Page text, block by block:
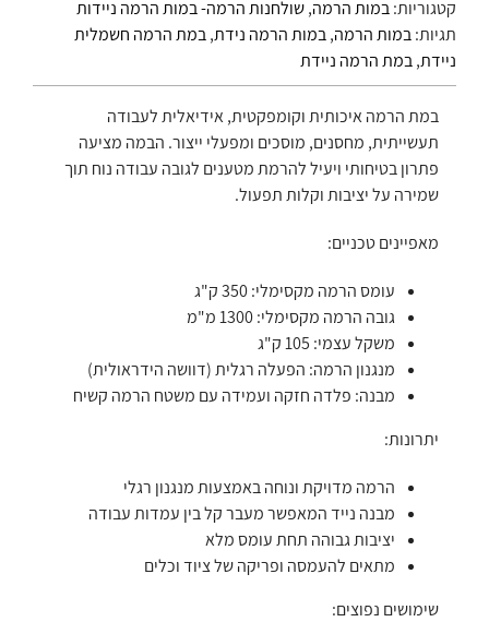
קטגוריות:במות הרמה,שולחנות הרמה- במות הרמה ניידות
תגיות:במות הרמה,במות הרמה נידת,במת הרמה חשמלית
ניידת,במת הרמה ניידת
במת הרמה איכותית וקומפקטית, אידיאלית לעבודה
תעשייתית, מחסנים, מוסכים ומפעלי ייצור. הבמה מציעה
פתרון בטיחותי ויעיל להרמת מטענים לגובה עבודה נוח תוך
שמירה על יציבות וקלות תפעול.
מאפיינים טכניים:
עומס הרמה מקסימלי: 350 ק"ג
גובה הרמה מקסימלי: 1300 מ"מ
משקל עצמי: 105 ק"ג
מנגנון הרמה: הפעלה רגלית (דוושה הידראולית)
מבנה: פלדה חזקה ועמידה עם משטח הרמה קשיח
יתרונות:
הרמה מדויקת ונוחה באמצעות מנגנון רגלי
מבנה נייד המאפשר מעבר קל בין עמדות עבודה
יציבות גבוהה תחת עומס מלא
מתאים להעמסה ופריקה של ציוד וכלים
שימושים נפוצים: